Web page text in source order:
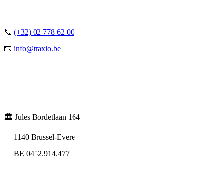
📞 (+32) 02 778 62 00
📧 info@traxio.be
🏛️ Jules Bordetlaan 164
1140 Brussel-Evere
BE 0452.914.477